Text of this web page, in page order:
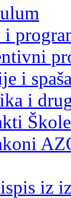
i
i
Škole
iz